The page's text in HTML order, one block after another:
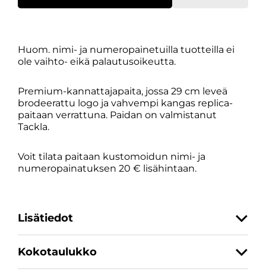
Huom. nimi- ja numeropainetuilla tuotteilla ei
ole vaihto- eikä palautusoikeutta.
Premium-kannattajapaita, jossa 29 cm leveä
brodeerattu logo ja vahvempi kangas replica-
paitaan verrattuna. Paidan on valmistanut
Tackla.
Voit tilata paitaan kustomoidun nimi- ja
numeropainatuksen 20 € lisähintaan.
Lisätiedot
Koko
SKU
2011410-00
Kokotaulukko